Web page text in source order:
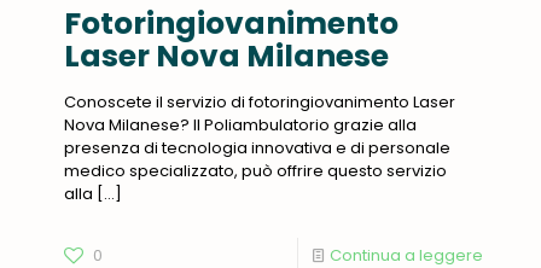
Fotoringiovanimento
Laser Nova Milanese
Conoscete il servizio di fotoringiovanimento Laser
Nova Milanese? Il Poliambulatorio grazie alla
presenza di tecnologia innovativa e di personale
medico specializzato, può offrire questo servizio
alla […]
0 Continua a leggere